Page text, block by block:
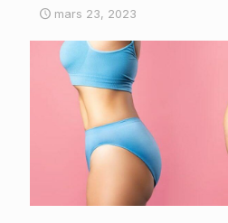
mars 23, 2023